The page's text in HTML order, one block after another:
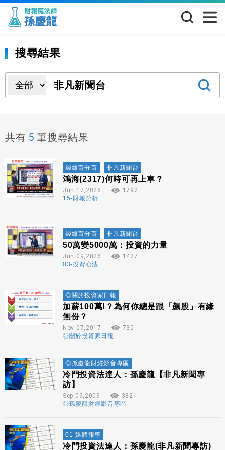
搜尋結果
共有 5 筆搜尋結果
錢線百分百 非凡新聞台
鴻海(2317)何時可再上車？
Jun 17,2026
1792
15-財報分析
錢線百分百 非凡新聞台
50萬變5000萬：投資的力量
Jun 09,2026
1427
03-投資心法
◎關於投資家日報
加薪100萬!？為何你總是跟「飆股」有緣
無份？
Nov 07,2017
730
◎關於投資家日報
◎孫慶龍財經影音專區
冷門投資法達人：孫慶龍【非凡新聞專
訪】
Sep 09,2009
3821
◎孫慶龍財經影音專區
01-媒體報導
冷門投資法達人：孫慶龍(非凡新聞專訪)